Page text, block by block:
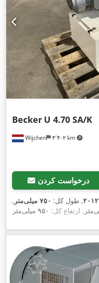
Wijchen ۴٬۴۰۲ km
Becker U 4.70 SA/K
درخواست کردن
۲۰۱۲, طول کل: ۷۵۰ میلی‌متر
,
, ارتفاع کل: ۹۵۰ میلی‌متر